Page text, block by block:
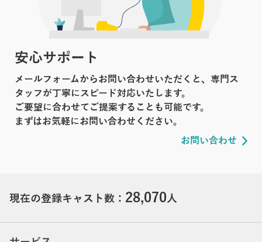
安心サポート
メールフォームからお問い合わせいただくと、専門ス
タッフが丁寧にスピード対応いたします。
ご要望に合わせてご提案することも可能です。
まずはお気軽にお問い合わせください。
お問い合わせ
現在の登録キャスト数： 28,070人